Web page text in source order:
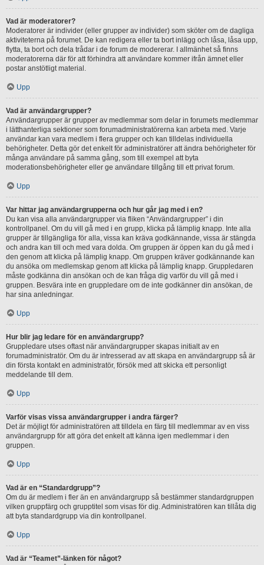
Vad är moderatorer?
Moderatorer är individer (eller grupper av individer) som sköter om de dagliga
aktiviteterna på forumet. De kan redigera eller ta bort inlägg och låsa, låsa upp,
flytta, ta bort och dela trådar i de forum de modererar. I allmänhet så finns
moderatorerna där för att förhindra att användare kommer ifrån ämnet eller
postar anstötligt material.
Upp
Vad är användargrupper?
Användargrupper är grupper av medlemmar som delar in forumets medlemmar
i lätthanterliga sektioner som forumadministratörerna kan arbeta med. Varje
användar kan vara medlem i flera grupper och kan tilldelas individuella
behörigheter. Detta gör det enkelt för administratörer att ändra behörigheter för
många användare på samma gång, som till exempel att byta
moderationsbehörigheter eller ge användare tillgång till ett privat forum.
Upp
Var hittar jag användargrupperna och hur går jag med i en?
Du kan visa alla användargrupper via fliken “Användargrupper” i din
kontrollpanel. Om du vill gå med i en grupp, klicka på lämplig knapp. Inte alla
grupper är tillgängliga för alla, vissa kan kräva godkännande, vissa är stängda
och andra kan till och med vara dolda. Om gruppen är öppen kan du gå med i
den genom att klicka på lämplig knapp. Om gruppen kräver godkännande kan
du ansöka om medlemskap genom att klicka på lämplig knapp. Gruppledaren
måste godkänna din ansökan och de kan fråga dig varför du vill gå med i
gruppen. Besvära inte en gruppledare om de inte godkänner din ansökan, de
har sina anledningar.
Upp
Hur blir jag ledare för en användargrupp?
Gruppledare utses oftast när användargrupper skapas initialt av en
forumadministratör. Om du är intresserad av att skapa en användargrupp så är
din första kontakt en administratör, försök med att skicka ett personligt
meddelande till dem.
Upp
Varför visas vissa användargrupper i andra färger?
Det är möjligt för administratören att tilldela en färg till medlemmar av en viss
användargrupp för att göra det enkelt att känna igen medlemmar i den
gruppen.
Upp
Vad är en “Standardgrupp”?
Om du är medlem i fler än en användargrupp så bestämmer standardgruppen
vilken gruppfärg och grupptitel som visas för dig. Administratören kan tillåta dig
att byta standardgrupp via din kontrollpanel.
Upp
Vad är “Teamet”-länken för något?